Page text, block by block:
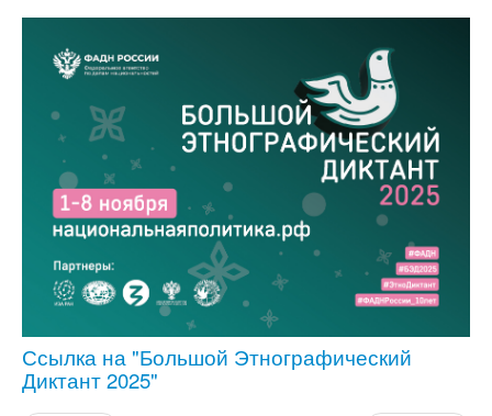
Ссылка на "Большой Этнографический
Диктант2025"